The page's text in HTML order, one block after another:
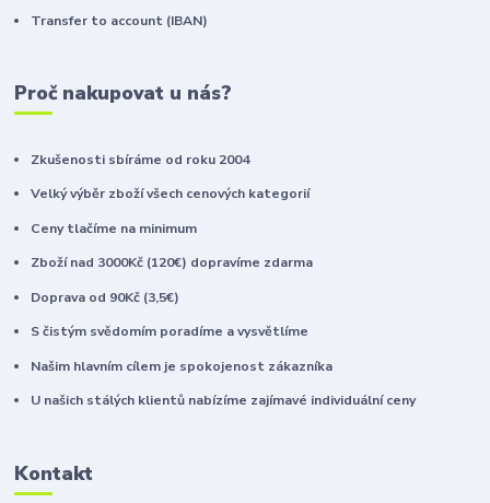
Transfer to account (IBAN)
Proč nakupovat u nás?
Zkušenosti sbíráme od roku 2004
Velký výběr zboží všech cenových kategorií
Ceny tlačíme na minimum
Zboží nad 3000Kč (120€) dopravíme zdarma
Doprava od 90Kč (3,5€)
S čistým svědomím poradíme a vysvětlíme
Našim hlavním cílem je spokojenost zákazníka
U našich stálých klientů nabízíme zajímavé individuální ceny
Kontakt